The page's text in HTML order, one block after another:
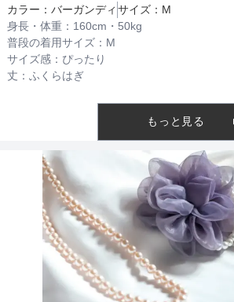
ファスナー
ウェーブ
カラー： バーガンディ サイズ： M
身長・体重： 160cm・ 50kg
普段の着用サイズ： M
サイズ感： ぴったり
丈： ふくらはぎ
もっと見る